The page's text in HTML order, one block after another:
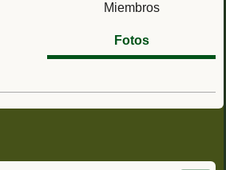
Miembros
Fotos